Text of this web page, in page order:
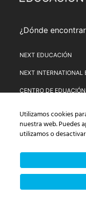
¿Dónde
NEXT EDUCACIÓN
NEXT INTERNATIONAL
CENTRO DE
PLATAFORMA DE
Aviso Legal–Política
Formulario de
© Copyright 2026
Todos los
Utilizamos cookies
nuestra web. Puedes
utilizamos o